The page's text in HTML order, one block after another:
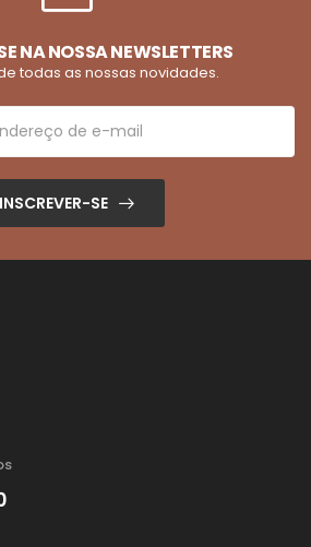
NA NOSSA NEWSLETTERS
todas as nossas novidades.
INSCREVER-SE